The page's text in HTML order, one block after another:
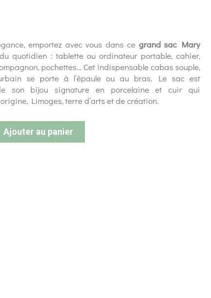
emportez avec vous dans ce grand sac Mary
quotidien : tablette ou ordinateur portable, cahier,
pochettes… Cet indispensable cabas souple,
se porte à l’épaule ou au bras. Le sac est
son bijou signature en porcelaine et cuir qui
Limoges, terre d’arts et de création.
Ajouter au panier